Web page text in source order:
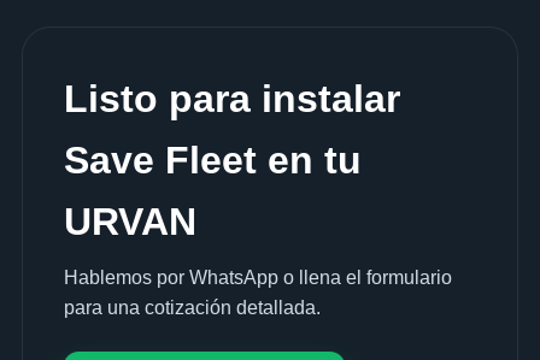
Listo para instalar
Save Fleet en tu
URVAN
Hablemos por WhatsApp o llena el formulario
para una cotización detallada.